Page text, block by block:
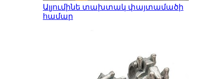
Ալյումինե տախտակ փայտամածի
համար